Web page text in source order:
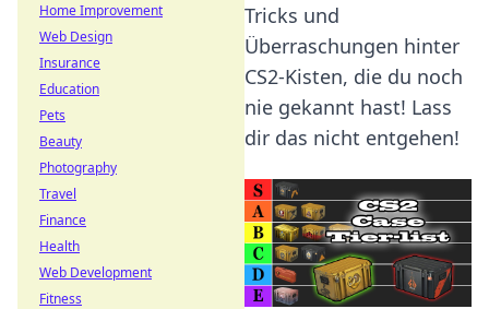
Tricks und
Überraschungen hinter
CS2-Kisten, die du noch
nie gekannt hast! Lass
dir das nicht entgehen!
Home Improvement
Web Design
Insurance
Education
Pets
Beauty
Photography
Travel
Finance
Health
Web Development
Fitness